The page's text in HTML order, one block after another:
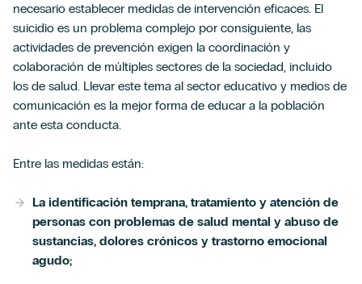
necesario establecer medidas de intervención eficaces. El
suicidio es un problema complejo por consiguiente, las
actividades de prevención exigen la coordinación y
colaboración de múltiples sectores de la sociedad, incluido
los de salud. Llevar este tema al sector educativo y medios de
comunicación es la mejor forma de educar a la población
ante esta conducta.
Entre las medidas están:
La identificación temprana, tratamiento y atención de
personas con problemas de salud mental y abuso de
sustancias, dolores crónicos y trastorno emocional
agudo;